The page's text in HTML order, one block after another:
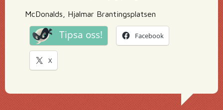
McDonalds, Hjalmar Brantingsplatsen
Tipsa oss! Facebook
X